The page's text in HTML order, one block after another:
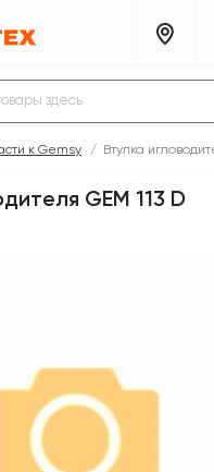
к Gemsy Втулка
GEM 113 D